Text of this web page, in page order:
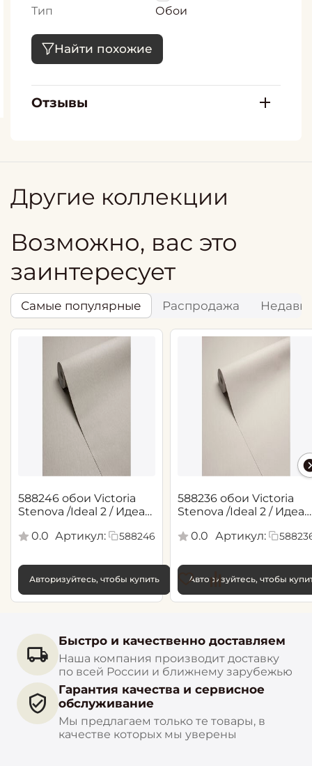
Тип
Обои
Найти похожие
Отзывы
Другие коллекции
Возможно, вас это
заинтересует
Самые популярные Распродажа
588246 обои Victoria
Stenova /Ideal 2 / Идеал
0.0 Артикул: 588246
Авторизуйтесь, чтобы купить
588236 обои Victoria
Stenova /Ideal 2 / Идеал
0.0
Артикул:
Авторизуйтесь, чтобы
Быстро и качественно доставляем
Наша компания производит доставку
по всей России и ближнему зарубежью
Гарантия качества и сервисное
обслуживание
Мы предлагаем только те товары, в
качестве которых мы уверены